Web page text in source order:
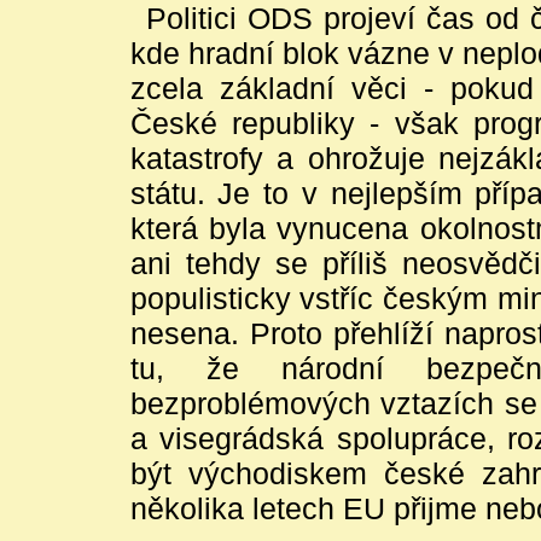
Politici ODS projeví čas od
kde hradní blok vázne v
zcela základní věci -
České republiky - však
katastrofy a ohrožuje
státu. Je to v nejlepším
která byla vynucena
ani tehdy se příliš
populisticky vstříc českým
nesena. Proto přehlíží
tu, že národní
bezproblémových vztazích
a visegrádská spolupráce,
být východiskem české
několika letech EU přijme